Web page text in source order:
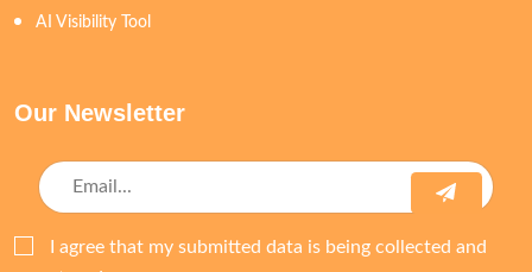
AI Visibility Tool
Our Newsletter
I agree that my submitted data is being collected and